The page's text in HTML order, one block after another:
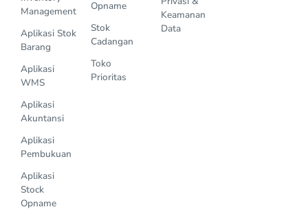
Management
Aplikasi Stok
Barang
Aplikasi
WMS
Aplikasi
Akuntansi
Aplikasi
Pembukuan
Aplikasi
Stock
Opname
Opname
Stok
Cadangan
Toko
Prioritas
Keamanan
Data